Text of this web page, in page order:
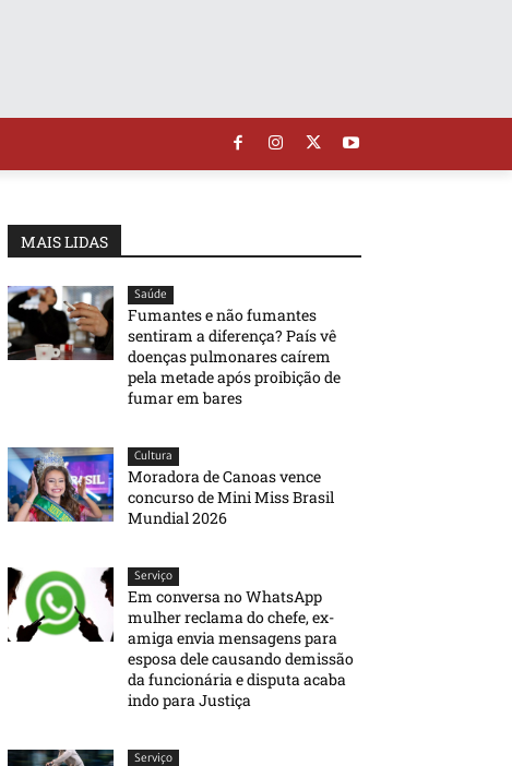
MAIS LIDAS
Saúde
Fumantes e não fumantes
sentiram a diferença? País vê
doenças pulmonares caírem
pela metade após proibição de
fumar em bares
Cultura
Moradora de Canoas vence
concurso de Mini Miss Brasil
Mundial 2026
Serviço
Em conversa no WhatsApp
mulher reclama do chefe, ex-
amiga envia mensagens para
esposa dele causando demissão
da funcionária e disputa acaba
indo para Justiça
Serviço